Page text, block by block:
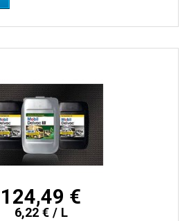
124,49 €
6,22 € / L